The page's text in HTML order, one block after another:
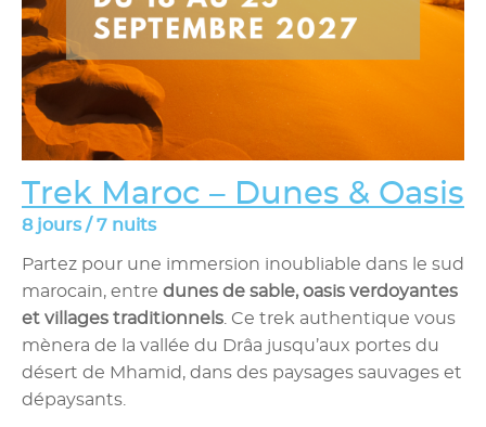
Trek Maroc – Dunes & Oasis
8 jours / 7 nuits
Partez pour une immersion inoubliable dans le sud
marocain, entre dunes de sable, oasis verdoyantes
et villages traditionnels. Ce trek authentique vous
mènera de la vallée du Drâa jusqu’aux portes du
désert de Mhamid, dans des paysages sauvages et
dépaysants.